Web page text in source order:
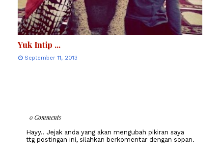
Yuk Intip ...
September 11, 2013
0 Comments
Hayy.. Jejak anda yang akan mengubah pikiran saya
ttg postingan ini, silahkan berkomentar dengan sopan.